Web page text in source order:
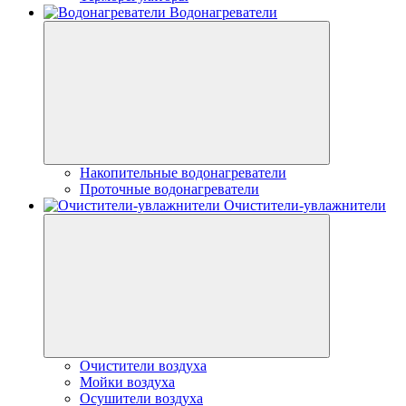
Водонагреватели
Накопительные водонагреватели
Проточные водонагреватели
Очистители-увлажнители
Очистители воздуха
Мойки воздуха
Осушители воздуха